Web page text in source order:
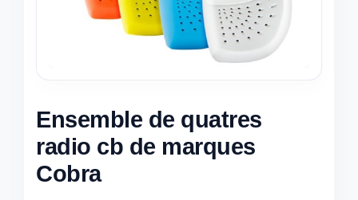
Ensemble de quatres
radio cb de marques
Cobra